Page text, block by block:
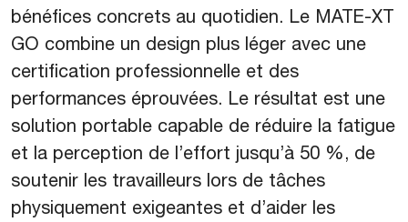
bénéfices concrets au quotidien. Le MATE-XT
GO combine un design plus léger avec une
certification professionnelle et des
performances éprouvées. Le résultat est une
solution portable capable de réduire la fatigue
et la perception de l’effort jusqu’à 50 %, de
soutenir les travailleurs lors de tâches
physiquement exigeantes et d’aider les